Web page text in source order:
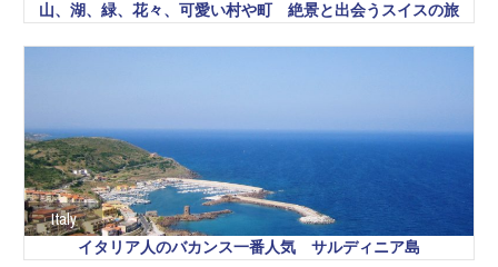
山、湖、緑、花々、可愛い村や町 絶景と出会うスイスの旅
Italy
イタリア人のバカンス一番人気 サルディニア島